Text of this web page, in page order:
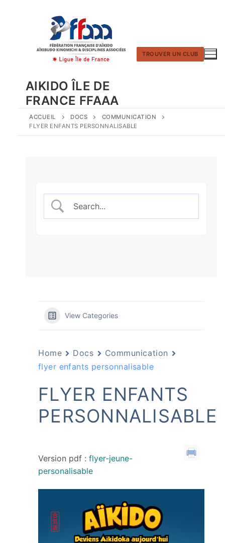
AIKIDO ÎLE DE
FRANCE FFAAA
TROUVER UN CLUB
ACCUEIL DOCS
COMMUNICATION
FLYER ENFANTS PERSONNALISABLE
View Categories
Home Docs
Communication
flyer enfants personnalisable
FLYER ENFANTS
PERSONNALISABLE
Version pdf : flyer-jeune-
personalisable